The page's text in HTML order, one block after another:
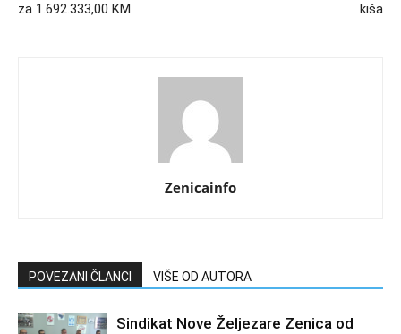
za 1.692.333,00 KM
kiša
Zenicainfo
POVEZANI ČLANCI VIŠE OD AUTORA
Sindikat Nove Željezare Zenica od